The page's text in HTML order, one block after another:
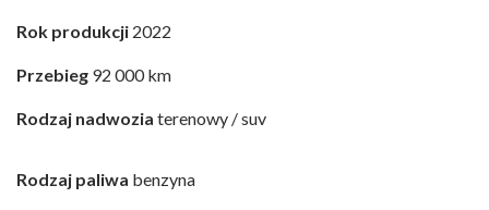
Rok produkcji 2022
Przebieg 92 000 km
Rodzaj nadwozia terenowy / suv
Rodzaj paliwa benzyna